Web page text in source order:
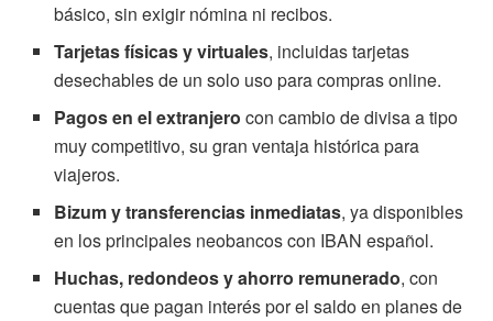
básico, sin exigir nómina ni recibos.
Tarjetas físicas y virtuales, incluidas tarjetas
desechables de un solo uso para compras online.
Pagos en el extranjero con cambio de divisa a tipo
muy competitivo, su gran ventaja histórica para
viajeros.
Bizum y transferencias inmediatas, ya disponibles
en los principales neobancos con IBAN español.
Huchas, redondeos y ahorro remunerado, con
cuentas que pagan interés por el saldo en planes de